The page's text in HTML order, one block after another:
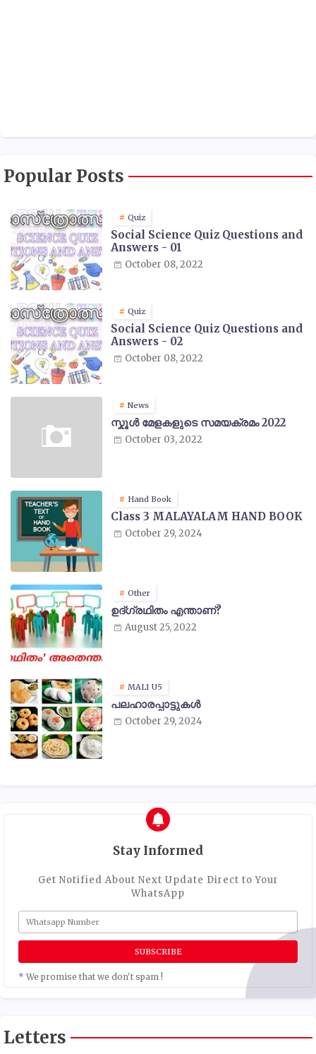
Popular Posts
Quiz
Social Science Quiz Questions and
Answers - 01
October 08, 2022
Quiz
Social Science Quiz Questions and
Answers - 02
October 08, 2022
News
സ്കൂൾ മേളകളുടെ സമയക്രമം 2022
October 03, 2022
Hand Book
Class 3 MALAYALAM HAND BOOK
October 29, 2024
Other
ഉദ്ഗ്രഥിതം എന്താണ്?
August 25, 2022
MAL1 U5
പലഹാരപ്പാട്ടുകൾ
October 29, 2024
Stay Informed
Get Notified About Next Update Direct to Your
WhatsApp
* We promise that we don't spam !
Letters